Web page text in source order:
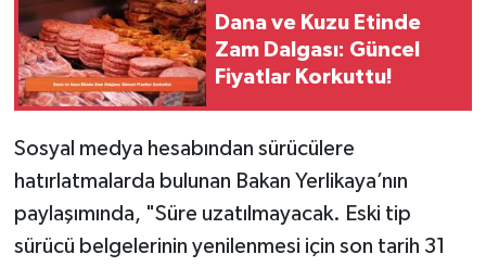
Dana ve Kuzu Etinde
Zam Dalgası: Güncel
Fiyatlar Korkuttu!
Sosyal medya hesabından sürücülere
hatırlatmalarda bulunan Bakan Yerlikaya’nın
paylaşımında, "Süre uzatılmayacak. Eski tip
sürücü belgelerinin yenilenmesi için son tarih 31